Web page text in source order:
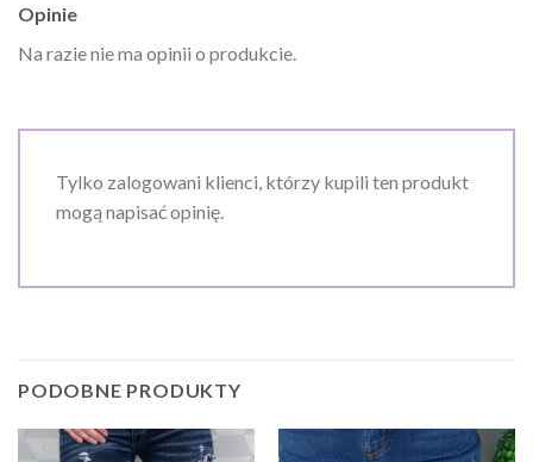
Opinie
Na razie nie ma opinii o produkcie.
Tylko zalogowani klienci, którzy kupili ten produkt
mogą napisać opinię.
PODOBNE PRODUKTY